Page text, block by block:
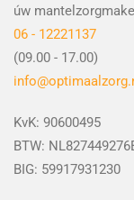
úw
06 - 12221137
(09.00 - 17.00)
KvK: 90600495
BTW:
BIG: 59917931230